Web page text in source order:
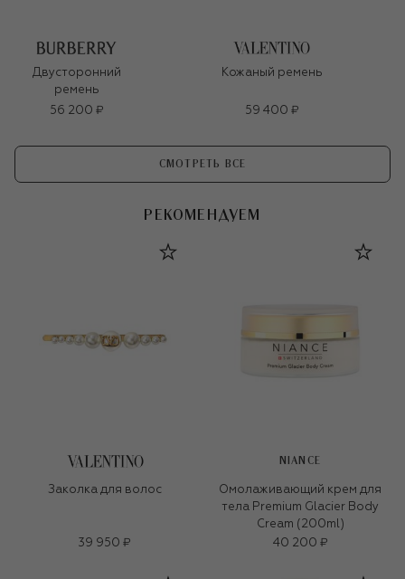
Двусторонний
ремень
56 200 ₽
Кожаный ремень
59 400 ₽
СМОТРЕТЬ ВСЕ
РЕКОМЕНДУЕМ
Заколка для волос
39 950 ₽
NIANCE
Омолаживающий крем для
тела Premium Glacier Body
Cream (200ml)
40 200 ₽